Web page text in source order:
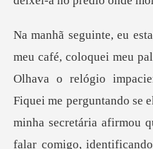
ava o relógio
Fiquei me perguntando se
minha se